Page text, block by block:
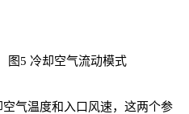
流动模式
气温度和入口风速，这两个参